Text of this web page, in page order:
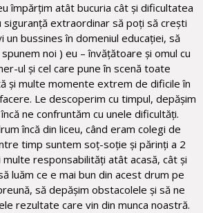
împărțim atât bucuria cât și dificultatea
siguranță extraordinar să poți să crești
un bussines în domeniul educației, să
noi ) eu – învățătoare și omul cu
ul și cel care pune în scenă toate
și multe momente extrem de dificile în
Le descoperim cu timpul, depășim
ne confruntăm cu unele dificultăți.
încă din liceu, când eram colegi de
timp suntem soț-soție și părinți a 2
responsabilități atât acasă, cât și
luăm ce e mai bun din acest drum pe
să depășim obstacolele și să ne
rezultate care vin din munca noastră.